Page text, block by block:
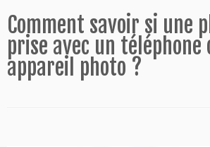
Comment savoir si une
prise avec un téléphone
appareil photo ?